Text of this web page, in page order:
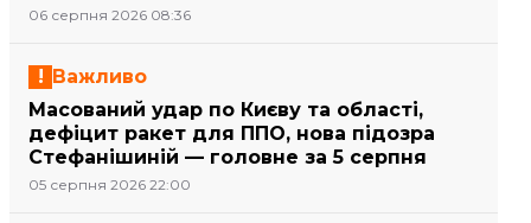
06 серпня 2026 08:36
Важливо
Масований удар по Києву та області,
дефіцит ракет для ППО, нова підозра
Стефанішиній — головне за 5 серпня
05 серпня 2026 22:00